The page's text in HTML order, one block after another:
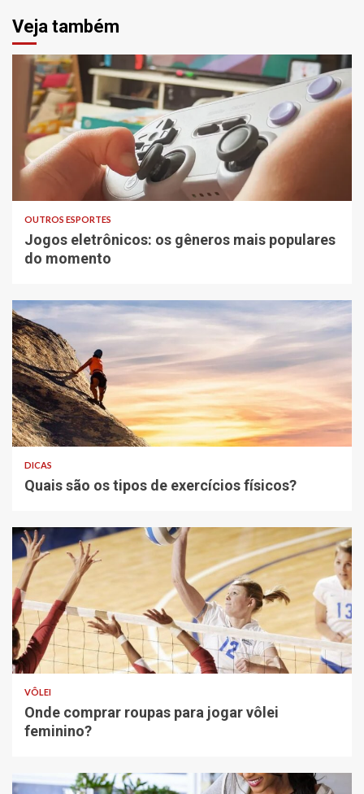
Veja também
OUTROS ESPORTES
Jogos eletrônicos: os gêneros mais populares
do momento
DICAS
Quais são os tipos de exercícios físicos?
VÔLEI
Onde comprar roupas para jogar vôlei
feminino?